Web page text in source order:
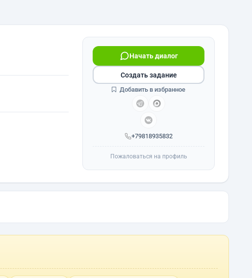
+79818935832
Начать диалог
Создать задание
Добавить в избранное
Пожаловаться на профиль